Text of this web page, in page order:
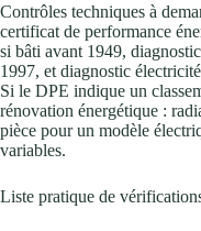
Contrôles techniques à
certificat de performance
si bâti avant 1949,
1997, et diagnostic
Si le DPE indique un
rénovation énergétique :
pièce pour un modèle
variables.
Liste pratique de